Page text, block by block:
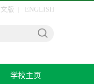
版 ENGLISH
学校主页